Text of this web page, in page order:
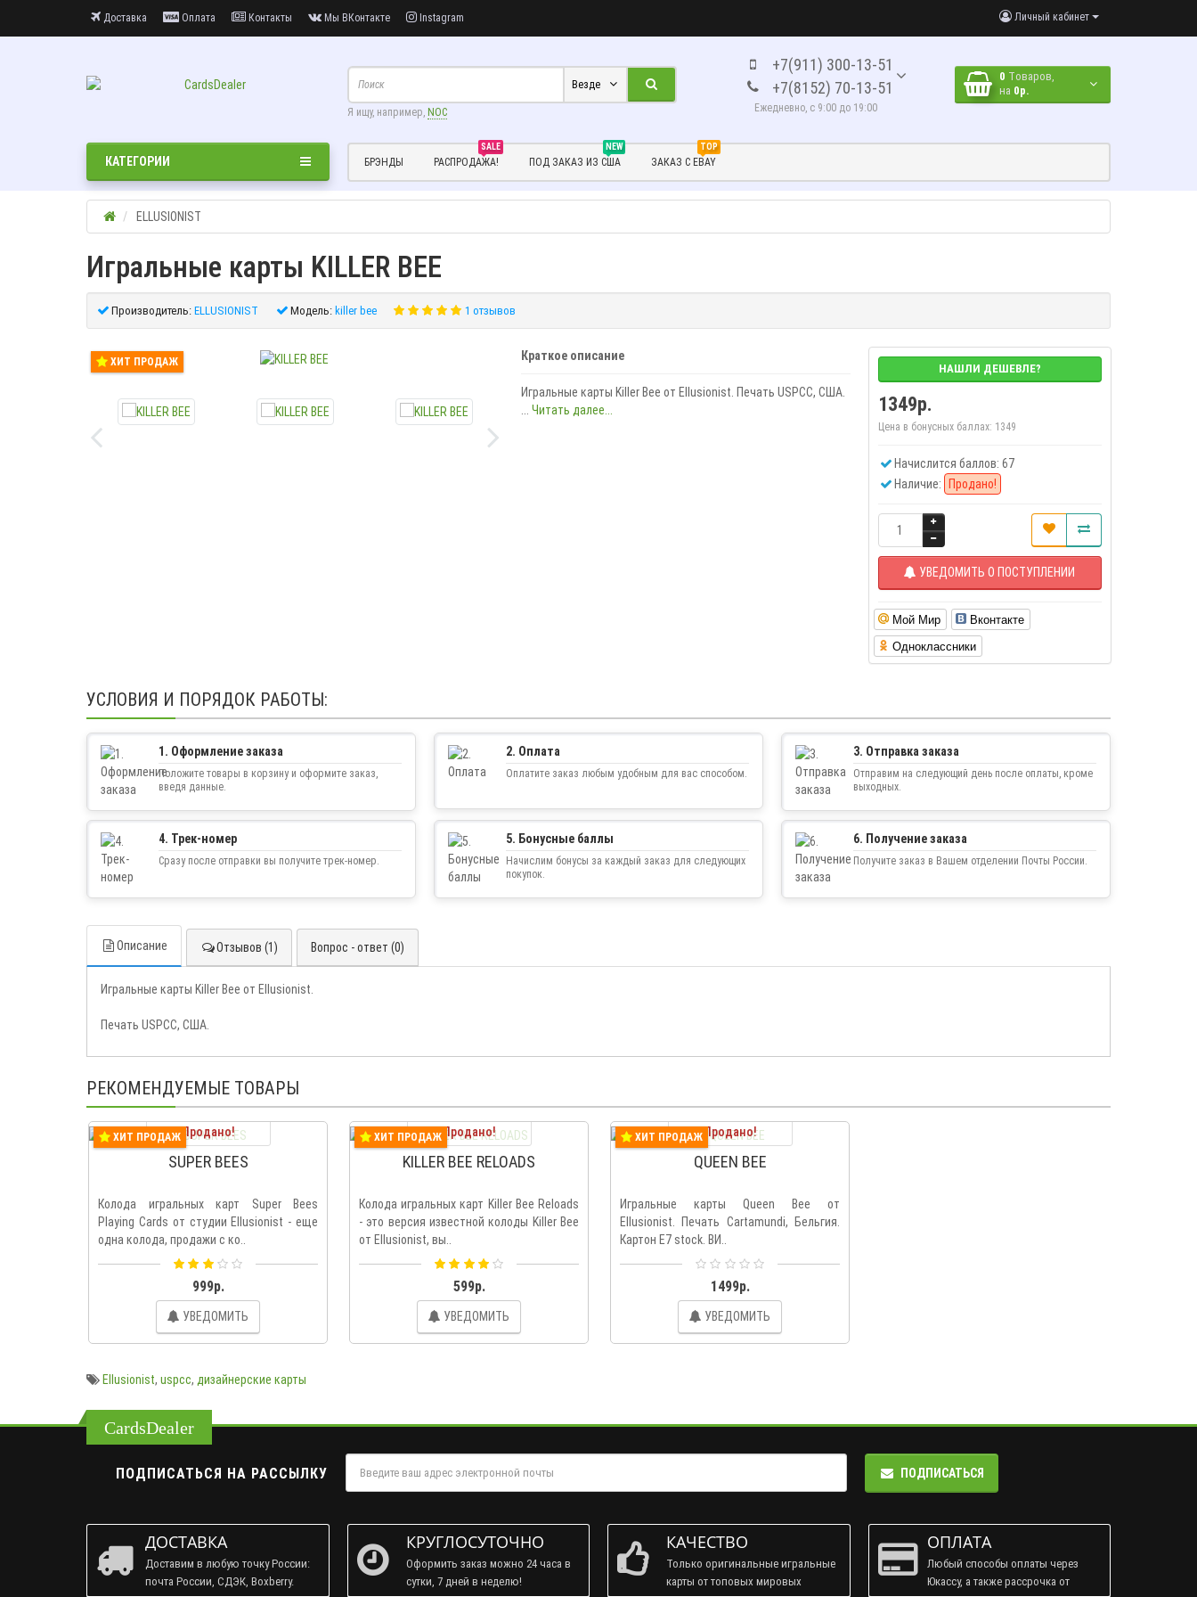
Доставка Оплата Контакты Мы ВКонтакте Instagram Личный кабинет
+7(911) 300-13-51
+7(8152) 70-13-51
Ежедневно, с 9:00 до 19:00
0 Tоваров,
на 0р.
Везде
Я ищу, например, NOC
БРЭНДЫ
SALE
РАСПРОДАЖА!
NEW
ПОД ЗАКАЗ ИЗ США
TOP
ЗАКАЗ С EBAY
КАТЕГОРИИ
ELLUSIONIST
Игральные карты KILLER BEE
Производитель: ELLUSIONIST Модель: killer bee 1 отзывов
ХИТ ПРОДАЖ Краткое описание
Игральные карты Killer Bee от Ellusionist. Печать USPCC, США.
Читать далее...
НАШЛИ ДЕШЕВЛЕ?
1349р.
Цена в бонусных баллах: 1349
Начислится баллов: 67
Наличие: Продано!
УВЕДОМИТЬ О ПОСТУПЛЕНИИ
Мой Мир
Вконтакте
Одноклассники
УСЛОВИЯ И ПОРЯДОК РАБОТЫ:
1. Оформление заказа
Положите товары в корзину и оформите заказ,
введя данные.
2. Оплата
Оплатите заказ любым удобным для вас способом.
3. Отправка заказа
Отправим на следующий день после оплаты, кроме
выходных.
4. Трек-номер
Сразу после отправки вы получите трек-номер.
5. Бонусные баллы
Начислим бонусы за каждый заказ для следующих
покупок.
6. Получение заказа
Получите заказ в Вашем отделении Почты России.
Описание Отзывов (1) Вопрос - ответ (0)
Игральные карты Killer Bee от Ellusionist.
Печать USPCC, США.
РЕКОМЕНДУЕМЫЕ ТОВАРЫ
ХИТ ПРОДАЖ Продано!
SUPER BEES
Колода игральных карт Super Bees
Playing Cards от студии Ellusionist - еще
одна колода, продажи с ко..
999р.
УВЕДОМИТЬ
ХИТ ПРОДАЖ Продано!
KILLER BEE RELOADS
Колода игральных карт Killer Bee Reloads
- это версия известной колоды Killer Bee
от Ellusionist, вы..
599р.
УВЕДОМИТЬ
ХИТ ПРОДАЖ Продано!
QUEEN BEE
Игральные карты Queen Bee от
Ellusionist. Печать Cartamundi, Бельгия.
Картон E7 stock. ВИ..
1499р.
УВЕДОМИТЬ
Ellusionist, uspcc, дизайнерские карты
CardsDealer
ПОДПИСАТЬСЯ НА РАССЫЛКУ ПОДПИСАТЬСЯ
ДОСТАВКА
Доставим в любую точку России:
почта России, СДЭК, Boxberry.
КРУГЛОСУТОЧНО
Оформить заказ можно 24 часа в
сутки, 7 дней в неделю!
КАЧЕСТВО
Только оригинальные игральные
карты от топовых мировых
ОПЛАТА
Любый способы оплаты через
Юкассу, а также рассрочка от